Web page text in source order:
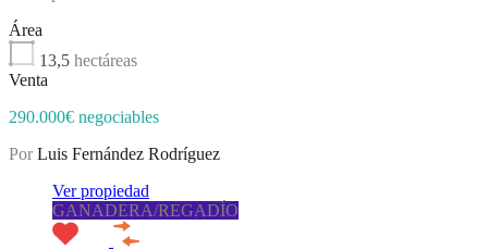
Área
13,5 hectáreas
Venta
290.000€ negociables
Por Luis Fernández Rodríguez
Ver propiedad
GANADERA/REGADÍO